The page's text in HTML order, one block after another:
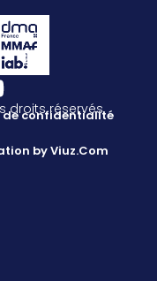
droits réservés
de confidentialité
by Viuz.Com